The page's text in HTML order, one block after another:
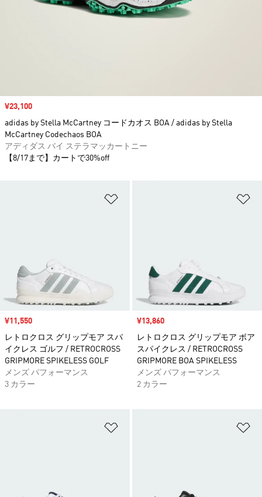
セール価格
¥11,550
レトロクロス グリップモア スパ
イクレス ゴルフ / RETROCROSS
GRIPMORE SPIKELESS GOLF
メンズ パフォーマンス
3 カラー
セール価格
¥13,860
レトロクロス グリップモア ボア
スパイクレス / RETROCROSS
GRIPMORE BOA SPIKELESS
メンズ パフォーマンス
2 カラー
セール価格
¥23,100
adidas by Stella McCartney コードカオス BOA / adidas by Stella
McCartney Codechaos BOA
アディダス バイ ステラマッカートニー
【8/17まで】カートで30%off